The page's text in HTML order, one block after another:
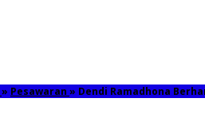
» Pesawaran » Dendi Ramadhona